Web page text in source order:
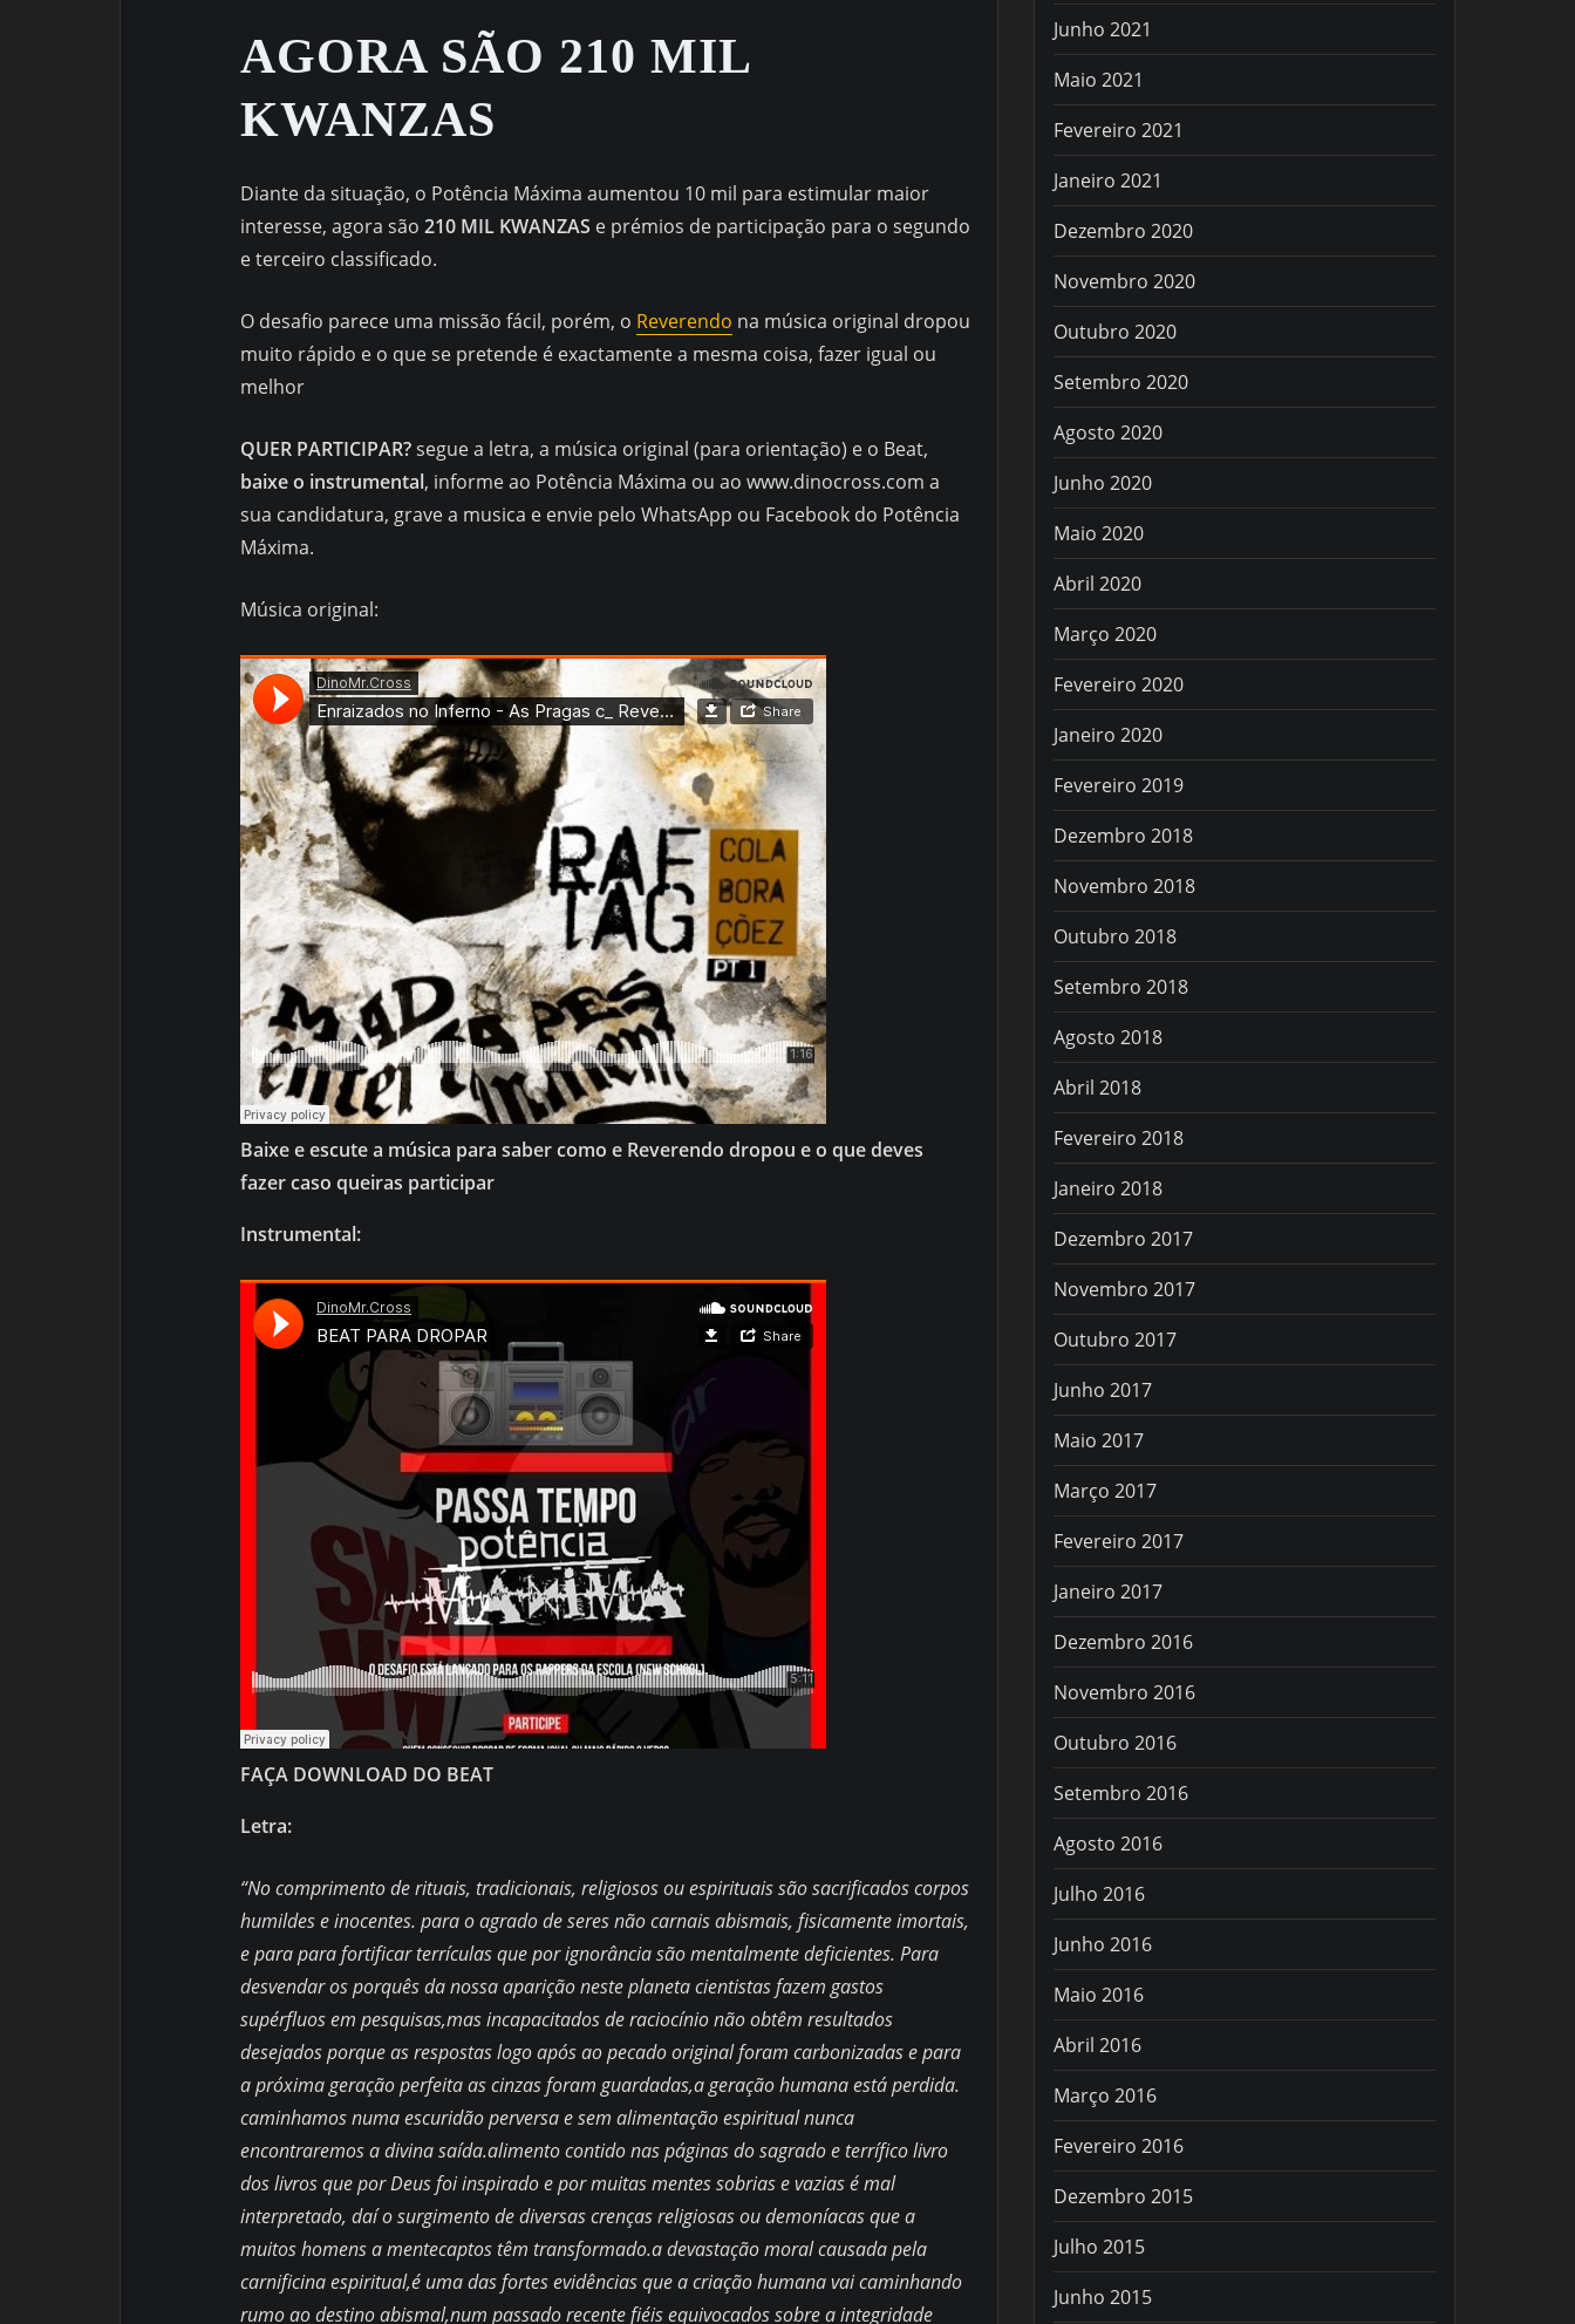
AGORA SÃO 210 MIL
KWANZAS
Diante da situação, o Potência Máxima aumentou 10 mil para estimular maior
interesse, agora são 210 MIL KWANZAS e prémios de participação para o segundo
e terceiro classificado.
O desafio parece uma missão fácil, porém, o Reverendo na música original dropou
muito rápido e o que se pretende é exactamente a mesma coisa, fazer igual ou
melhor
QUER PARTICIPAR?segue a letra, a música original (para orientação) e o Beat,
baixe o instrumental, informe ao Potência Máxima ou ao www.dinocross.com a
sua candidatura, grave a musica e envie pelo WhatsApp ou Facebook do Potência
Máxima.
Música original:
Baixe e escute a música para saber como e Reverendo dropou e o que deves
fazer caso queiras participar
Instrumental:
FAÇA DOWNLOAD DO BEAT
Letra:
“No comprimento de rituais, tradicionais, religiosos ou espirituais são sacrificados corpos
humildes e inocentes. para o agrado de seres não carnais abismais, fisicamente imortais,
e para para fortificar terrículas que por ignorância são mentalmente deficientes. Para
desvendar os porquês da nossa aparição neste planeta cientistas fazem gastos
supérfluos em pesquisas,mas incapacitados de raciocínio não obtêm resultados
desejados porque as respostas logo após ao pecado original foram carbonizadas e para
a próxima geração perfeita as cinzas foram guardadas,a geração humana está perdida.
caminhamos numa escuridão perversa e sem alimentação espiritual nunca
encontraremos a divina saída.alimento contido nas páginas do sagrado e terrífico livro
dos livros que por Deus foi inspirado e por muitas mentes sobrias e vazias é mal
interpretado, daí o surgimento de diversas crenças religiosas ou demoníacas que a
muitos homens a mentecaptos têm transformado.a devastação moral causada pela
carnificina espiritual,é uma das fortes evidências que a criação humana vai caminhando
rumo ao destino abismal,num passado recente fiéis equivocados sobre a integridade
Junho 2021
Maio 2021
Fevereiro 2021
Janeiro 2021
Dezembro 2020
Novembro 2020
Outubro 2020
Setembro 2020
Agosto 2020
Junho 2020
Maio 2020
Abril 2020
Março 2020
Fevereiro 2020
Janeiro 2020
Fevereiro 2019
Dezembro 2018
Novembro 2018
Outubro 2018
Setembro 2018
Agosto 2018
Abril 2018
Fevereiro 2018
Janeiro 2018
Dezembro 2017
Novembro 2017
Outubro 2017
Junho 2017
Maio 2017
Março 2017
Fevereiro 2017
Janeiro 2017
Dezembro 2016
Novembro 2016
Outubro 2016
Setembro 2016
Agosto 2016
Julho 2016
Junho 2016
Maio 2016
Abril 2016
Março 2016
Fevereiro 2016
Dezembro 2015
Julho 2015
Junho 2015